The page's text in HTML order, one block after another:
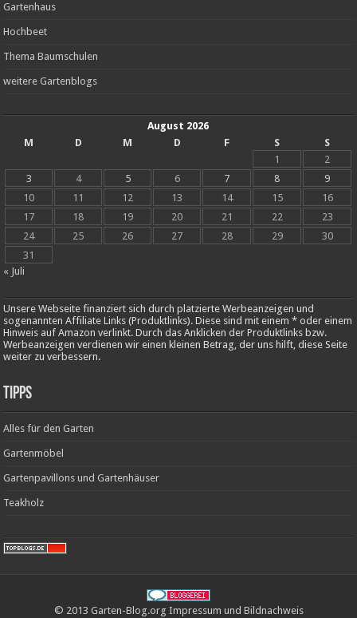
Gartenhaus
Hochbeet
Thema Baumschulen
weitere Gartenblogs
August 2026
M
D M D F S
S
1
2
3
4 5 6 7 8
9
10
11 12 13 14 15
16
17
18 19 20 21 22
23
24
25 26 27 28 29
30
31
« Juli
Unsere Webseite finanziert sich durch platzierte Werbeanzeigen und
sogenannten Affiliate Links (Produktlinks). Diese sind mit einem * oder einem
Hinweis auf Amazon verlinkt. Durch das Anklicken der Produktlinks bzw.
Werbeanzeigen verdienen wir einen kleinen Betrag, der uns hilft, diese Seite
weiter zu verbessern.
Tipps
Alles für den Garten
Gartenmöbel
Gartenpavillons und Gartenhäuser
Teakholz
© 2013 Garten-Blog.org Impressum und Bildnachweis